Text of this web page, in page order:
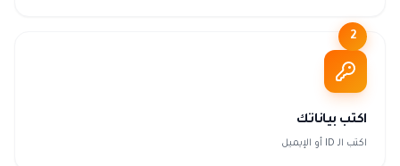
2
اكتب بياناتك
اكتب الـ ID أو الإيميل